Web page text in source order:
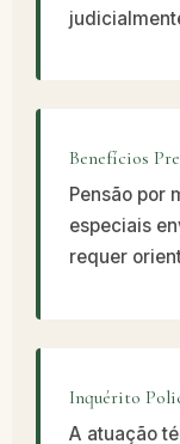
Benefícios
Pensão por
especiais
requer
Inquérito
A atuação